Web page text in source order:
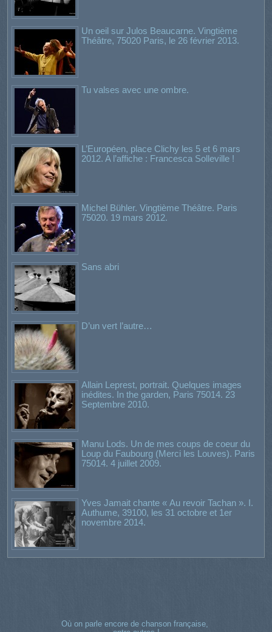
Un oeil sur Julos Beaucarne. Vingtième
Théâtre, 75020 Paris, le 26 février 2013.
Tu valses avec une ombre.
L’Européen, place Clichy les 5 et 6 mars
2012. A l’affiche : Francesca Solleville !
Michel Bühler. Vingtième Théâtre. Paris
75020. 19 mars 2012.
Sans abri
D’un vert l’autre…
Allain Leprest, portrait. Quelques images
inédites. In the garden, Paris 75014. 23
Septembre 2010.
Manu Lods. Un de mes coups de coeur du
Loup du Faubourg (Merci les Louves). Paris
75014. 4 juillet 2009.
Yves Jamait chante « Au revoir Tachan ». I.
Authume, 39100, les 31 octobre et 1er
novembre 2014.
Où on parle encore de chanson française,